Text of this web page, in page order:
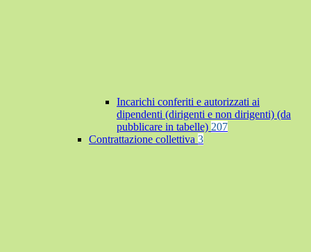
Incarichi conferiti e autorizzati ai
dipendenti (dirigenti e non dirigenti) (da
pubblicare in tabelle) 207
Contrattazione collettiva 3